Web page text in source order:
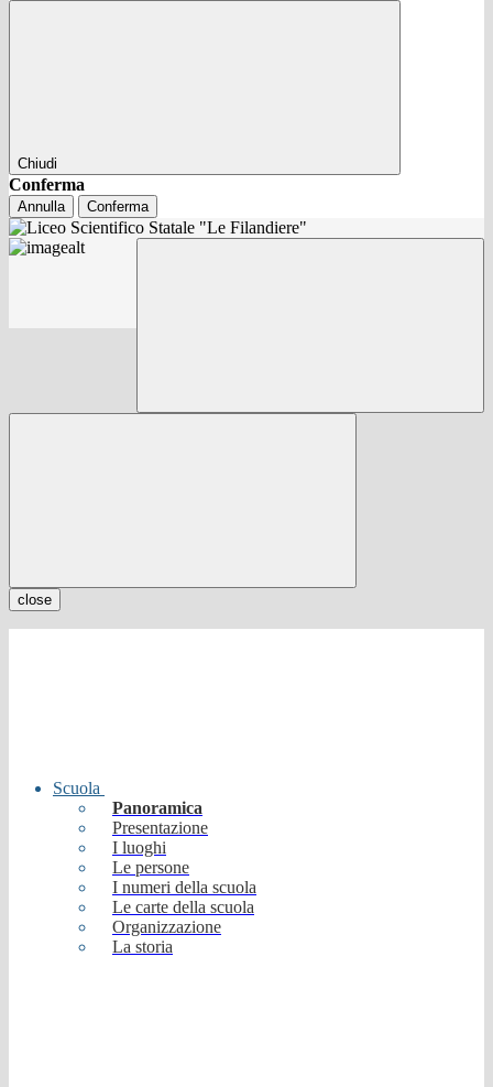
Chiudi
Conferma
Annulla Conferma
close
Scuola
Panoramica
Presentazione
I luoghi
Le persone
I numeri della scuola
Le carte della scuola
Organizzazione
La storia